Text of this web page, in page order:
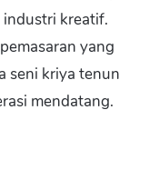
kreatif.
yang
seni kriya tenun
mendatang.